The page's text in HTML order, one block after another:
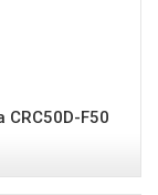
CRC50D-F50